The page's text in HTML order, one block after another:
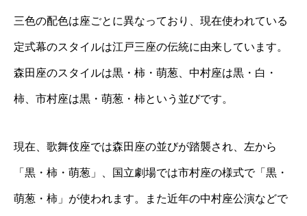
三色の配色は座ごとに異なっており、現在使われている
定式幕のスタイルは江戸三座の伝統に由来しています。
森田座のスタイルは黒・柿・萌葱、中村座は黒・白・
柿、市村座は黒・萌葱・柿という並びです。
現在、歌舞伎座では森田座の並びが踏襲され、左から
「黒・柿・萌葱」、国立劇場では市村座の様式で「黒・
萌葱・柿」が使われます。また近年の中村座公演などで